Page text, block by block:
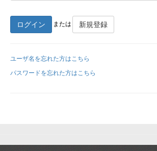
新規登録
ログイン または 新規登録
ユーザ名を忘れた方はこちら
パスワードを忘れた方はこちら